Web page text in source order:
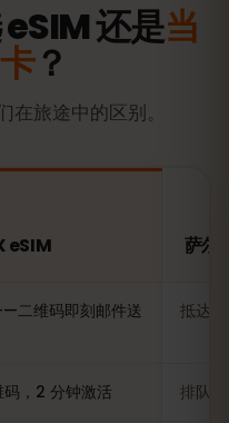
还是当
？
旅途中的区别。
eSIM 萨尔
二维码即刻邮件送
抵达
，2 分钟激活 排队